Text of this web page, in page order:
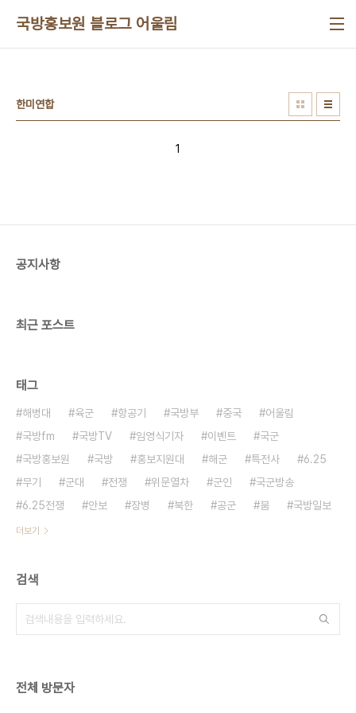
국방홍보원 블로그 어울림
한미연합
1
공지사항
최근 포스트
태그
해병대 육군 항공기 국방부 중국
어울림
국방fm
국방TV 임영식기자 이벤트
국군
국방홍보원
국방 홍보지원대 해군 특전사
6.25
무기
군대 전쟁 위문열차 군인
국군방송
6.25전쟁
안보 장병 북한 공군 붐 국방일보
더보기
검색
전체 방문자